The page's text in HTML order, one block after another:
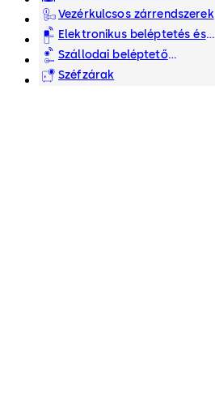
rendszerek
Vezérkulcsos zárrendszerek
Elektronikus beléptetés és
adatkezelés
Szállodai beléptető
rendszerek
Széfzárak